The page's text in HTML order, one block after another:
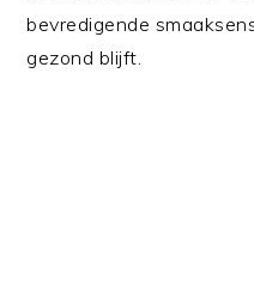
bevredigende
gezond blijft.